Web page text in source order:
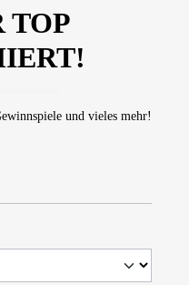
TOP
und vieles mehr!